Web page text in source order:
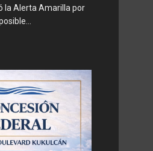
la Alerta Amarilla por